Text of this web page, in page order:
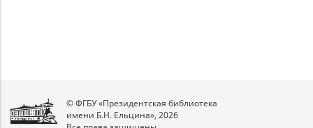
© ФГБУ «Президентская библиотека
имени Б.Н. Ельцина», 2026